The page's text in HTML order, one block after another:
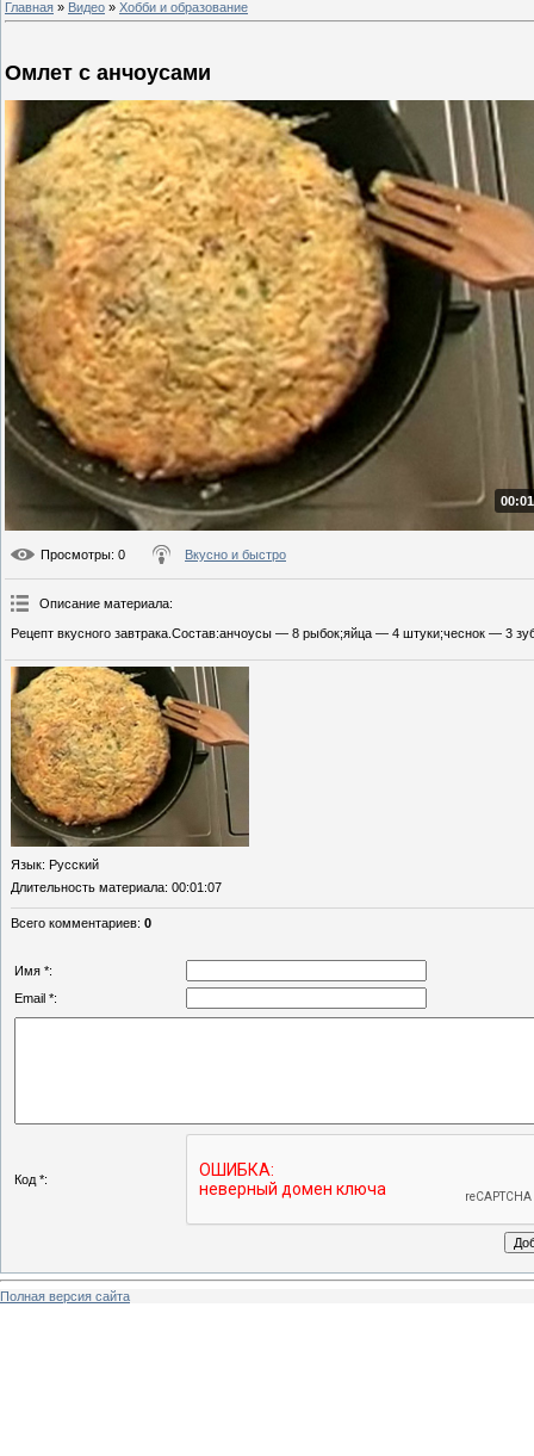
Главная » Видео » Хобби и образование
Омлет с анчоусами
Просмотры: 0 Вкусно и быстро
Описание материала:
Рецепт вкусного завтрака.Состав:анчоусы — 8 рыбок;яйца — 4 штуки;чеснок — 3
Язык: Русский
Длительность материала: 00:01:07
Всего комментариев: 0
Имя *:
Email *:
Код *:
Полная версия сайта